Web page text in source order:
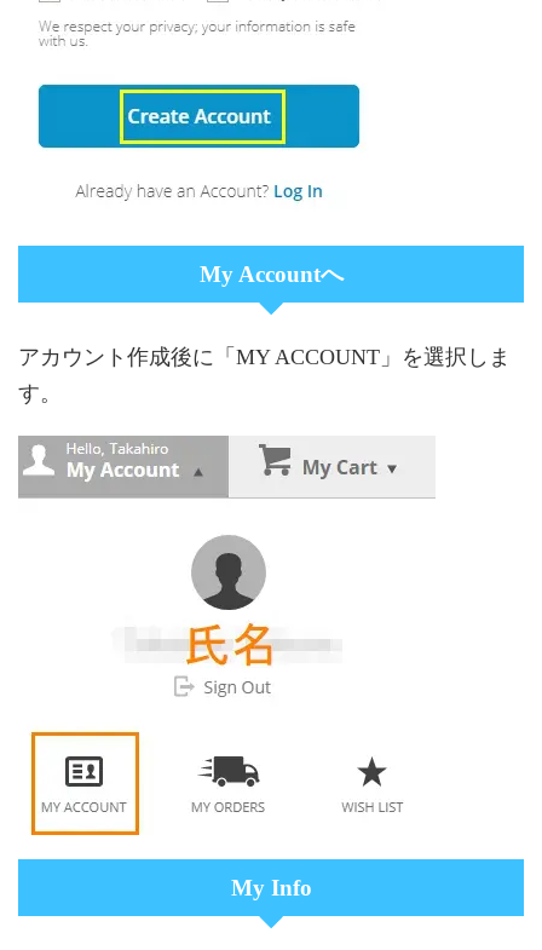
My Accountへ
アカウント作成後に「MY ACCOUNT」を選択しま
す。
My Info